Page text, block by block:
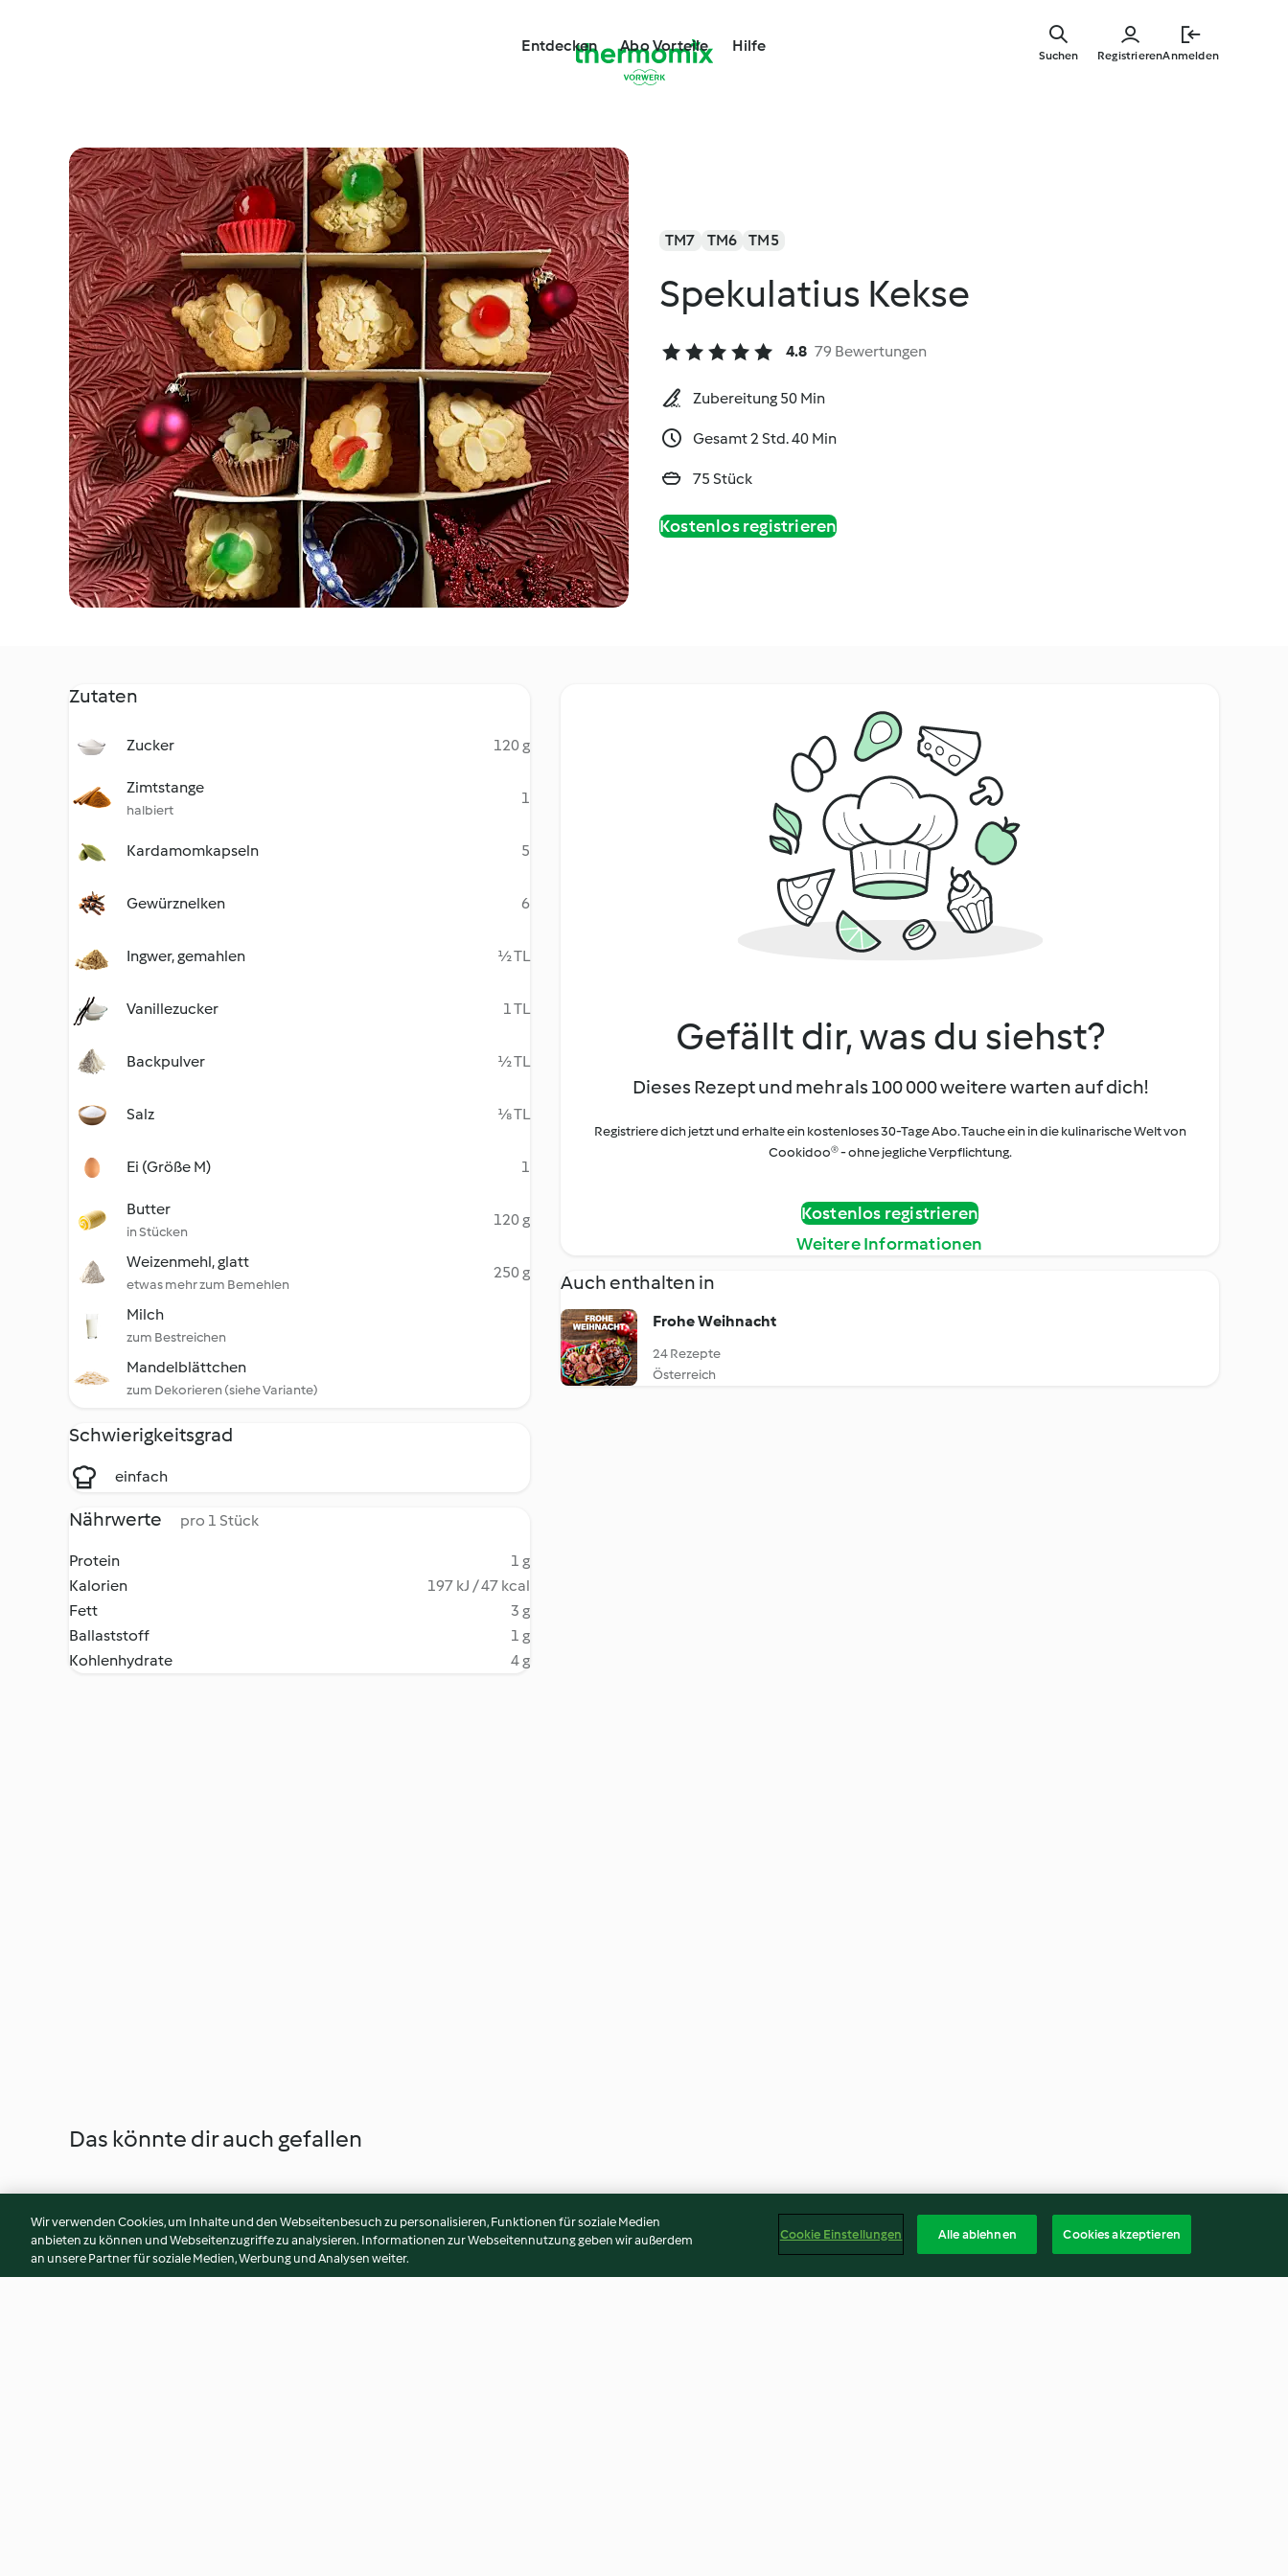
springen
Entdecken Abo Vorteile Hilfe
RegistrierenAnmelden
Suchen
TM7 TM6 TM5
Spekulatius Kekse
4.8 79 Bewertungen
Zubereitung 50 Min
Gesamt 2 Std. 40 Min
75 Stück
Kostenlos registrieren
Zutaten
Zucker 120 g
Zimtstange
halbiert
1
Kardamomkapseln 5
Gewürznelken 6
Ingwer, gemahlen ½ TL
Vanillezucker 1 TL
Backpulver ½ TL
Salz ⅛ TL
Ei (Größe M) 1
Butter
in Stücken
120 g
Weizenmehl, glatt
etwas mehr zum Bemehlen
250 g
Milch
zum Bestreichen
Mandelblättchen
zum Dekorieren (siehe Variante)
Schwierigkeitsgrad
einfach
Nährwerte pro 1 Stück
Protein
1 g
Kalorien
197 kJ / 47 kcal
Fett
3 g
Ballaststoff
1 g
Kohlenhydrate
4 g
Gefällt dir, was du siehst?
Dieses Rezept und mehr als 100 000 weitere warten auf dich!
Registriere dich jetzt und erhalte ein kostenloses 30-Tage Abo. Tauche ein in die kulinarische Welt von
Cookidoo® - ohne jegliche Verpflichtung.
Kostenlos registrieren
Weitere Informationen
Auch enthalten in
Frohe Weihnacht
24 Rezepte
Österreich
Das könnte dir auch gefallen
Wir verwenden Cookies, um Inhalte und den Webseitenbesuch zu personalisieren, Funktionen für soziale Medien
anbieten zu können und Webseitenzugriffe zu analysieren. Informationen zur Webseitennutzung geben wir außerdem
an unsere Partner für soziale Medien, Werbung und Analysen weiter.
Cookie Einstellungen Alle ablehnen Cookies akzeptieren